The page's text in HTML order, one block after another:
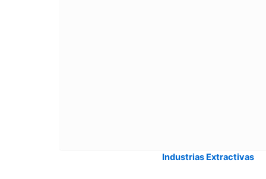
Industrias Extractivas